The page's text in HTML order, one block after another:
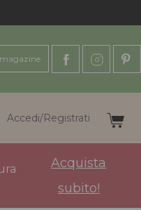
Accedi/Registrati
Acquista
subito!